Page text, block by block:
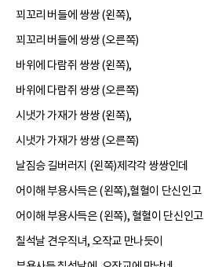
꾀꼬리 버들에 쌍쌍 (왼쪽),
꾀꼬리 버들에 쌍쌍 (오른쪽)
바위에 다람쥐 쌍쌍 (왼쪽),
바위에 다람쥐 쌍쌍 (오른쪽)
시냇가 가재가 쌍쌍 (왼쪽),
시냇가 가재가 쌍쌍 (오른쪽)
날짐승 길버러지 (왼쪽)제각각 쌍쌍인데
어이해 부용사득은 (왼쪽),혈혈이 단신인고
어이해 부용사득은 (왼쪽), 혈혈이 단신인고
칠석날 견우직녀, 오작교 만나듯이